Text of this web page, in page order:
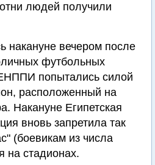
людей получили
накануне вечером после
футбольных
попытались силой
расположенный на
Накануне Египетская
вновь запретила так
(боевикам из числа
на стадионах.